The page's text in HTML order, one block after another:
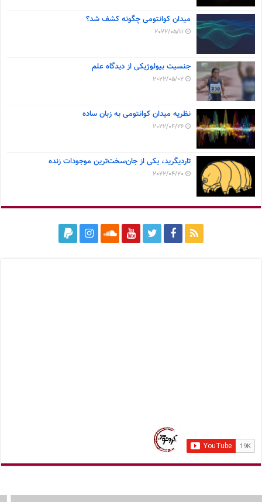
میدان کوانتومی چگونه کشف شد؟
2022/05/11
جنسیت بیولوژیکی از دیدگاه علم
2022/05/02
نظریه میدان کوانتومی به زبان ساده
2022/04/26
تاردیگرید، یکی از جان‌سخت‌ترین موجودات زنده
2022/04/20